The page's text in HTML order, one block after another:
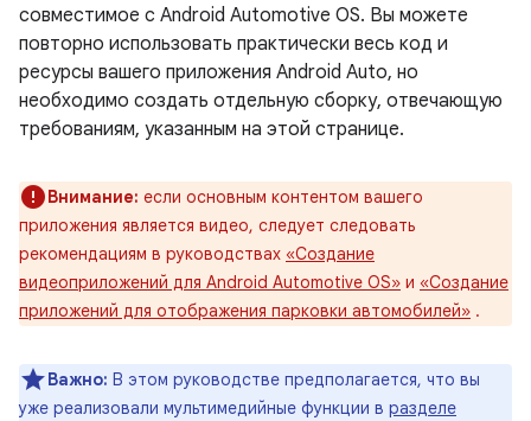
совместимое с Android Automotive OS. Вы можете
повторно использовать практически весь код и
ресурсы вашего приложения Android Auto, но
необходимо создать отдельную сборку, отвечающую
требованиям, указанным на этой странице.
Внимание: если основным контентом вашего
приложения является видео, следует следовать
рекомендациям в руководствах «Создание
видеоприложений для Android Automotive OS» и «Создание
приложений для отображения парковки автомобилей» .
Важно: В этом руководстве предполагается, что вы
уже реализовали мультимедийные функции в разделе